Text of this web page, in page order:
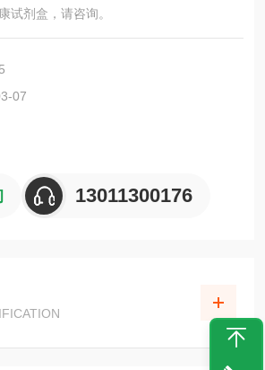
试剂盒，请咨询。
07
13011300176